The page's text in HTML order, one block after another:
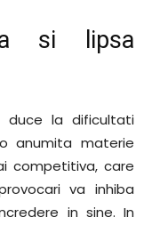
si lipsa
duce la dificultati
anumita materie
competitiva, care
va inhiba
in sine. In